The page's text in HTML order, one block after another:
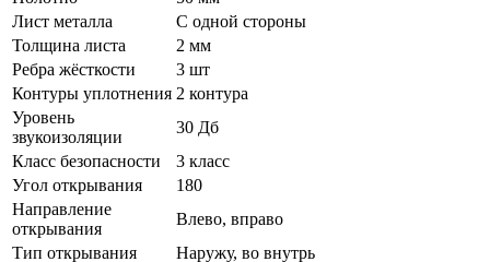
Лист металла
С одной стороны
Толщина листа
2 мм
Ребра жёсткости
3 шт
Контуры уплотнения 2 контура
Уровень
звукоизоляции
30 Дб
Класс безопасности
3 класс
Угол открывания
180
Направление
открывания
Влево, вправо
Тип открывания
Наружу, во внутрь